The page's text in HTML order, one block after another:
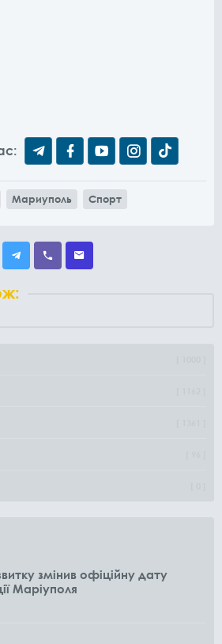
Мариуполь Спорт
змінив офіційну дату
Маріуполя